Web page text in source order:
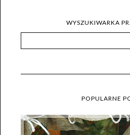
WYSZUKIWARKA
POPULARNE